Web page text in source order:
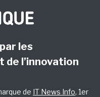
les
de l’innovation
de IT News Info, 1er